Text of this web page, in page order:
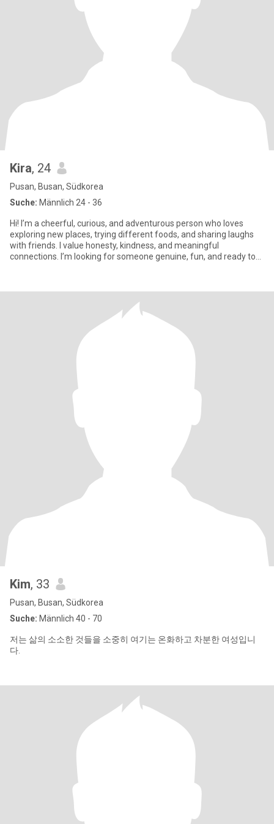
Kira, 24
Pusan, Busan, Südkorea
Suche: Männlich 24 - 36
Hi! I’m a cheerful, curious, and adventurous person who loves
exploring new places, trying different foods, and sharing laughs
with friends. I value honesty, kindness, and meaningful
connections. I’m looking for someone genuine, fun, and ready to
Kim, 33
Pusan, Busan, Südkorea
Suche: Männlich 40 - 70
저는 삶의 소소한 것들을 소중히 여기는 온화하고 차분한 여성입니
다.